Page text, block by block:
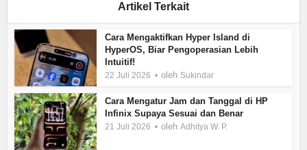
Artikel Terkait
Cara Mengaktifkan Hyper Island di
HyperOS, Biar Pengoperasian Lebih
Intuitif!
22 Juli 2026 oleh Sukindar
Cara Mengatur Jam dan Tanggal di HP
Infinix Supaya Sesuai dan Benar
21 Juli 2026 olehAdhitya W. P.